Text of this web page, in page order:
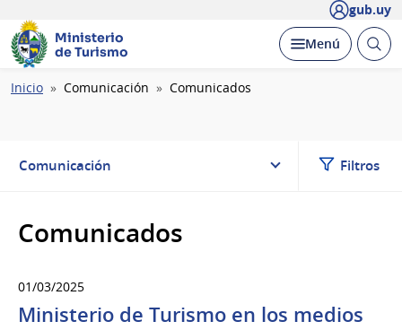
gub.uy
Ministerio
de Turismo
Desplegar
Menú Abrir
Ruta
Inicio Comunicación Comunicados
Comunicación Filtros
Comunicados
01/03/2025
Ministerio de Turismo en los medios